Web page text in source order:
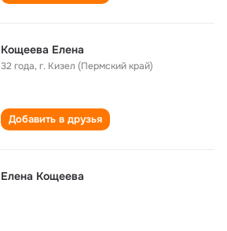
Кощеева Елена
32 года,г. Кизел (Пермский край)
Добавить в друзья
Елена Кощеева